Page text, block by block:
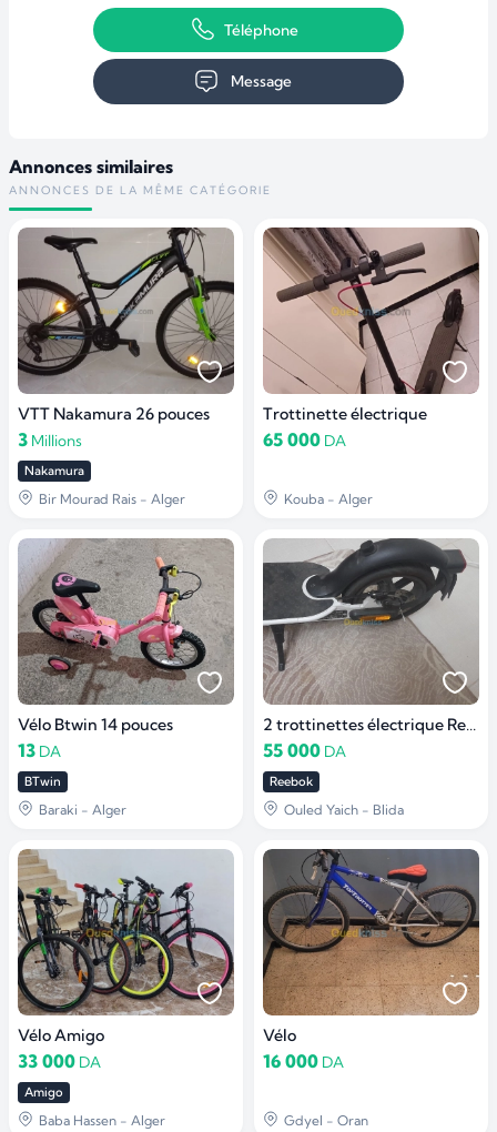
Téléphone
Message
Annonces similaires
ANNONCES DE LA MÊME CATÉGORIE
VTT Nakamura 26 pouces
3 Millions
Nakamura
Bir Mourad Rais - Alger
Trottinette électrique
65 000 DA
Kouba - Alger
Vélo Btwin 14 pouces
13 DA
BTwin
Baraki - Alger
2 trottinettes électrique Reebok
55 000 DA
Reebok
Ouled Yaich - Blida
Vélo Amigo
33 000 DA
Amigo
Baba Hassen - Alger
Vélo
16 000 DA
Gdyel - Oran